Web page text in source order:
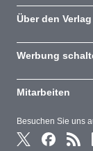
Besuchen Sie uns
Über den Verlag
Werbung
Mitarbeiten